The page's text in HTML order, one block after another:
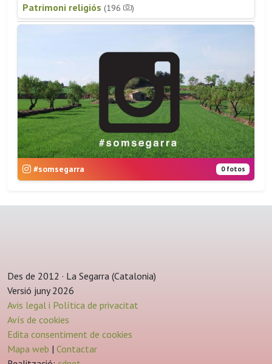
Patrimoni religiós (196 )
#somsegarra 0 fotos
Des de 2012 · La Segarra (Catalonia)
Versió juny 2026
Avis legal i Política de privacitat
Avís de cookies
Edita consentiment de cookies
Mapa web | Contactar